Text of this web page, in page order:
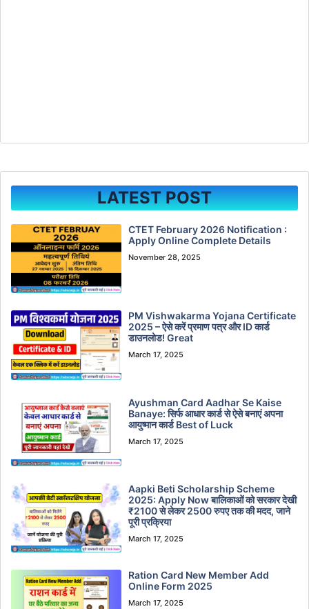
LATEST POST
CTET February 2026 Notification :
Apply Online Complete Details
November 28, 2025
PM Vishwakarma Yojana Certificate
2025 – ऐसे करें प्रमाण पत्र और ID कार्ड
डाउनलोड! Great
March 17, 2025
Ayushman Card Aadhar Se Kaise
Banaye: सिर्फ आधार कार्ड से ऐसे बनाएं अपना
आयुष्मान कार्ड Best of Luck
March 17, 2025
Aapki Beti Scholarship Scheme
2025: Apply Now बालिकाओं को सरकार देखी
₹2100 से लेकर 2500 रुपए तक की मदद, जाने
पूरी प्रक्रिया
March 17, 2025
Ration Card New Member Add
Online Form 2025
March 17, 2025